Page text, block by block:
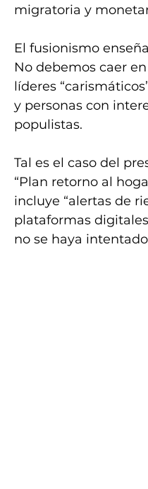
migratoria y
El fusionismo
No debemos caer
líderes
y personas con
populistas.
Tal es el caso del
“Plan retorno al
incluye “alertas de
plataformas
no se haya